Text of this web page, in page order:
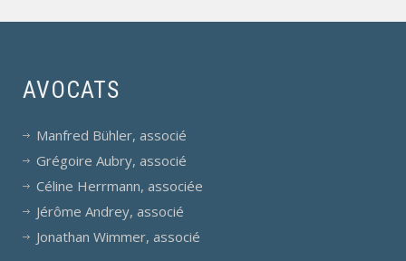
AVOCATS
Manfred Bühler, associé
Grégoire Aubry, associé
Céline Herrmann, associée
Jérôme Andrey, associé
Jonathan Wimmer, associé